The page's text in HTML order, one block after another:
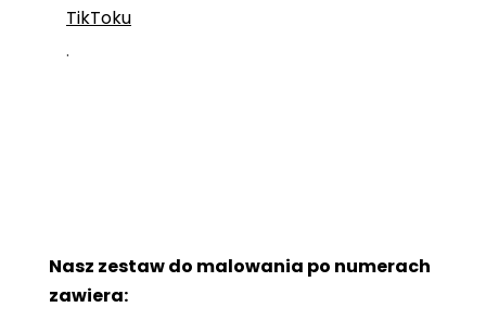
TikToku
.
Nasz zestaw do malowania po numerach
zawiera: